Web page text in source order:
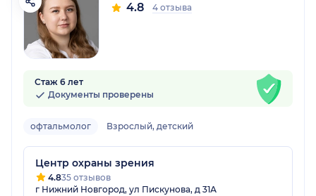
4.8 4 отзыва
Стаж 6 лет
Документы проверены
офтальмолог Взрослый, детский
Центр охраны зрения
4.835 отзывов
г Нижний Новгород, ул Пискунова, д 31А